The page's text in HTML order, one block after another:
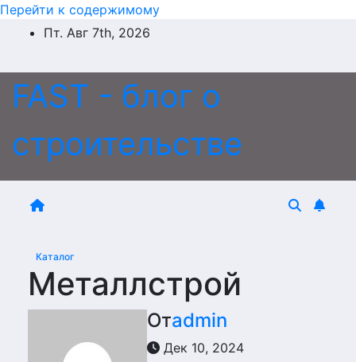
Перейти к содержимому
Пт. Авг 7th, 2026
FAST - блог о
строительстве
Каталог
Металлстрой
Отadmin
Дек 10, 2024